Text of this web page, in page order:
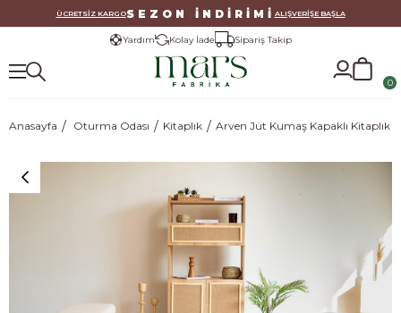
ÜCRETSİZ KARGOSEZON İNDİRİMİ ALIŞVERİŞE BAŞLA
Yardım Kolay İade Sipariş Takip
0
Anasayfa Oturma Odası Kitaplık Arven Jüt Kumaş Kapaklı Kitaplık